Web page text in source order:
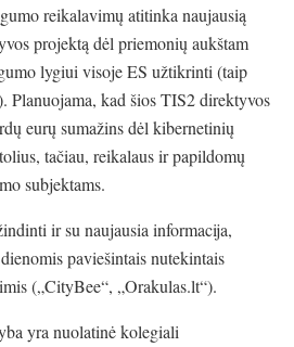
reikalavimų atitinka naujausią
projektą dėl priemonių aukštam
lygiui visoje ES užtikrinti (taip
Planuojama, kad šios TIS2 direktyvos
eurų sumažins dėl kibernetinių
tačiau, reikalaus ir papildomų
subjektams.
ir su naujausia informacija,
paviešintais nutekintais
(„CityBee“, „Orakulas.lt“).
yra nuolatinė kolegiali